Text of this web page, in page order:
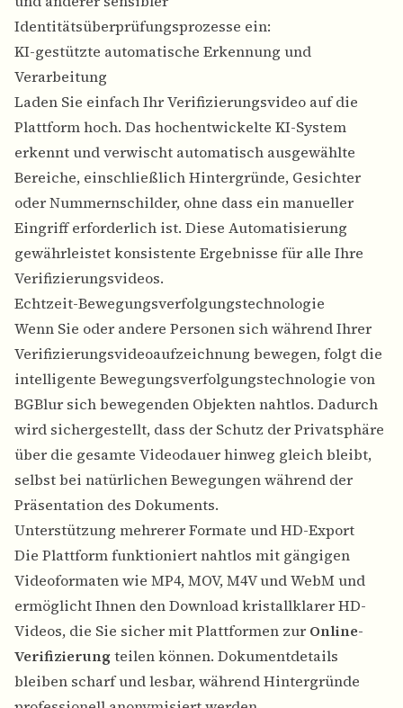
Identitätsüberprüfungsprozesse ein:
KI-gestützte automatische Erkennung und
Verarbeitung
Laden Sie einfach Ihr Verifizierungsvideo auf die
Plattform hoch. Das hochentwickelte KI-System
erkennt und verwischt automatisch ausgewählte
Bereiche, einschließlich Hintergründe, Gesichter
oder Nummernschilder, ohne dass ein manueller
Eingriff erforderlich ist. Diese Automatisierung
gewährleistet konsistente Ergebnisse für alle Ihre
Verifizierungsvideos.
Echtzeit-Bewegungsverfolgungstechnologie
Wenn Sie oder andere Personen sich während Ihrer
Verifizierungsvideoaufzeichnung bewegen, folgt die
intelligente Bewegungsverfolgungstechnologie von
BGBlur sich bewegenden Objekten nahtlos. Dadurch
wird sichergestellt, dass der Schutz der Privatsphäre
über die gesamte Videodauer hinweg gleich bleibt,
selbst bei natürlichen Bewegungen während der
Präsentation des Dokuments.
Unterstützung mehrerer Formate und HD-Export
Die Plattform funktioniert nahtlos mit gängigen
Videoformaten wie MP4, MOV, M4V und WebM und
ermöglicht Ihnen den Download kristallklarer HD-
Videos, die Sie sicher mit Plattformen zur Online-
Verifizierungteilen können. Dokumentdetails
bleiben scharf und lesbar, während Hintergründe